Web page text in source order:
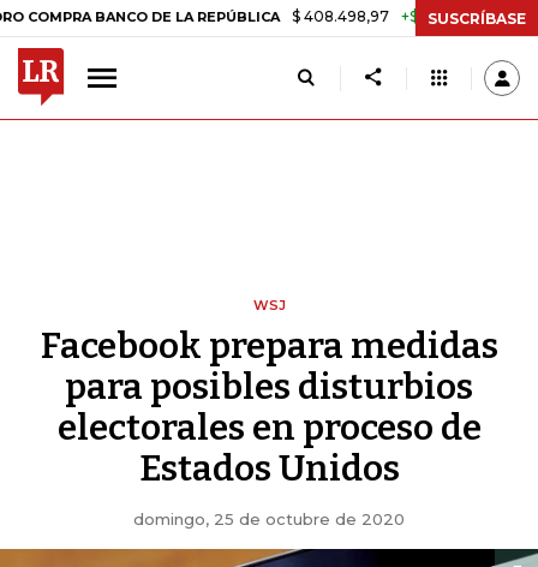
BANCO DE LA REPÚBLICA $ 408.498,97 +$ 8.753,81 +2,19% TASA
SUSCRÍBASE
WSJ
Facebook prepara medidas
para posibles disturbios
electorales en proceso de
Estados Unidos
domingo, 25 de octubre de 2020